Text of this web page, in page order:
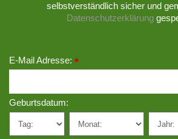
selbstverständlich sicher und
Datenschutzerklärung
E-Mail Adresse: *
Geburtsdatum: